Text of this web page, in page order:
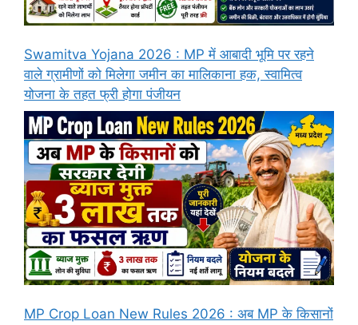
Swamitva Yojana 2026 : MP में आबादी भूमि पर रहने
वाले ग्रामीणों को मिलेगा जमीन का मालिकाना हक, स्वामित्व
योजना के तहत फ्री होगा पंजीयन
MP Crop Loan New Rules 2026 : अब MP के किसानों